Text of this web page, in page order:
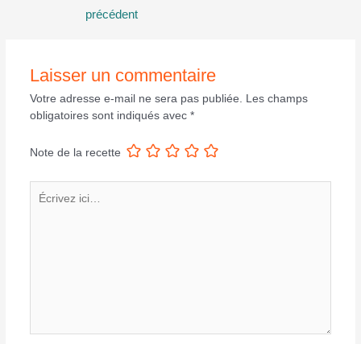
précédent
Laisser un commentaire
Votre adresse e-mail ne sera pas publiée. Les champs
obligatoires sont indiqués avec *
Note de la recette
ici…